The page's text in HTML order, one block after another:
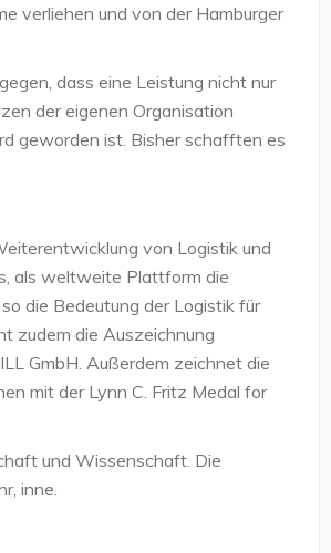
verliehen und von der Hamburger
dass eine Leistung nicht nur
der eigenen Organisation
geworden ist. Bisher schafften es
von Logistik und
als weltweite Plattform die
die Bedeutung der Logistik für
zudem die Auszeichnung
GmbH. Außerdem zeichnet die
mit der Lynn C. Fritz Medal for
und Wissenschaft. Die
inne.